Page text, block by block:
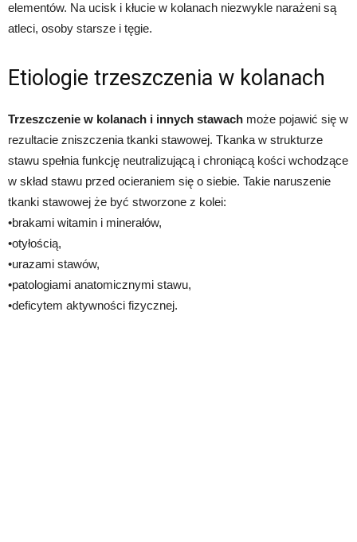
elementów. Na ucisk i kłucie w kolanach niezwykle narażeni są
atleci, osoby starsze i tęgie.
Etiologie trzeszczenia w kolanach
Trzeszczenie w kolanach i innych stawach może pojawić się w
rezultacie zniszczenia tkanki stawowej. Tkanka w strukturze
stawu spełnia funkcję neutralizującą i chroniącą kości wchodzące
w skład stawu przed ocieraniem się o siebie. Takie naruszenie
tkanki stawowej że być stworzone z kolei:
•brakami witamin i minerałów,
•otyłością,
•urazami stawów,
•patologiami anatomicznymi stawu,
•deficytem aktywności fizycznej.